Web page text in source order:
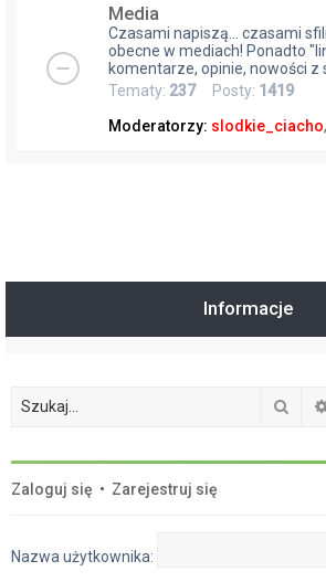
Media
Czasami napiszą... czasami
obecne w mediach! Ponadto
komentarze, opinie, nowości z
Tematy: 237Posty: 1419
Moderatorzy: slodkie_ciacho,
Informacje
Zaloguj się • Zarejestruj się
Nazwa użytkownika: